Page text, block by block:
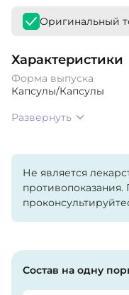
Оригинальный
Характеристики
Форма выпуска
Капсулы/Капсулы
Развернуть
Не является
Состав на одну